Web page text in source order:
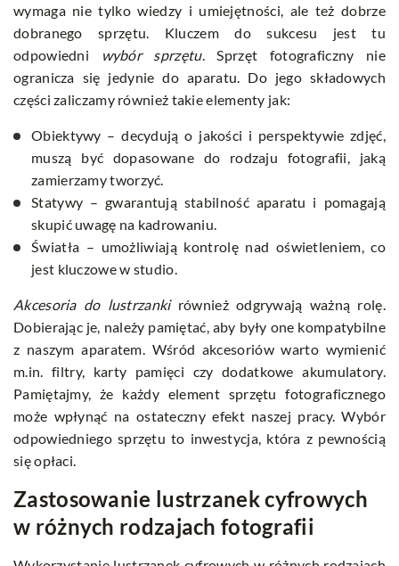
wymaga nie tylko wiedzy i umiejętności, ale też dobrze
dobranego sprzętu. Kluczem do sukcesu jest tu
odpowiedni
wybór sprzętu. Sprzęt fotograficzny nie
ogranicza się jedynie do aparatu. Do jego składowych
części zaliczamy również takie elementy jak:
Obiektywy – decydują o jakości i perspektywie zdjęć,
muszą być dopasowane do rodzaju fotografii, jaką
zamierzamy tworzyć.
Statywy – gwarantują stabilność aparatu i pomagają
skupić uwagę na kadrowaniu.
Światła – umożliwiają kontrolę nad oświetleniem, co
jest kluczowe w studio.
Akcesoria do lustrzankirównież odgrywają ważną rolę.
Dobierając je, należy pamiętać, aby były one kompatybilne
z naszym aparatem. Wśród akcesoriów warto wymienić
m.in. filtry, karty pamięci czy dodatkowe akumulatory.
Pamiętajmy, że każdy element sprzętu fotograficznego
może wpłynąć na ostateczny efekt naszej pracy. Wybór
odpowiedniego sprzętu to inwestycja, która z pewnością
się opłaci.
Zastosowanie lustrzanek cyfrowych
w różnych rodzajach fotografii